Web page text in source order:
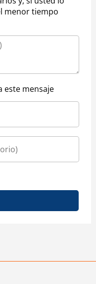
menor tiempo
este mensaje